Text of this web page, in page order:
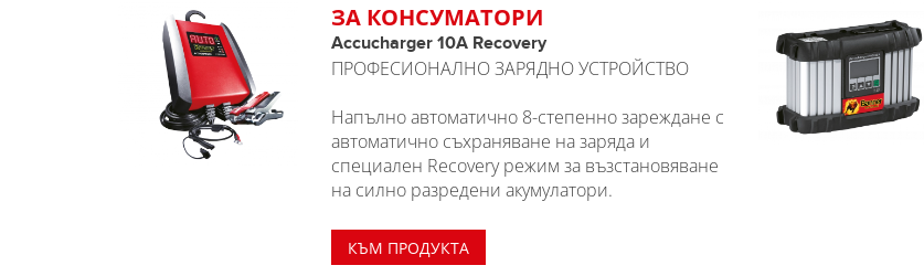
ЗА КОНСУМАТОРИ
Accucharger 10A Recovery
ПРОФЕСИОНАЛНО ЗАРЯДНО УСТРОЙСТВО
Напълно автоматично 8-степенно зареждане с
автоматично съхраняване на заряда и
специален Recovery режим за възстановяване
на силно разредени акумулатори.
КЪМ ПРОДУКТА